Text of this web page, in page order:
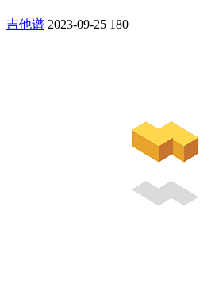
吉他谱 2023-09-25 180